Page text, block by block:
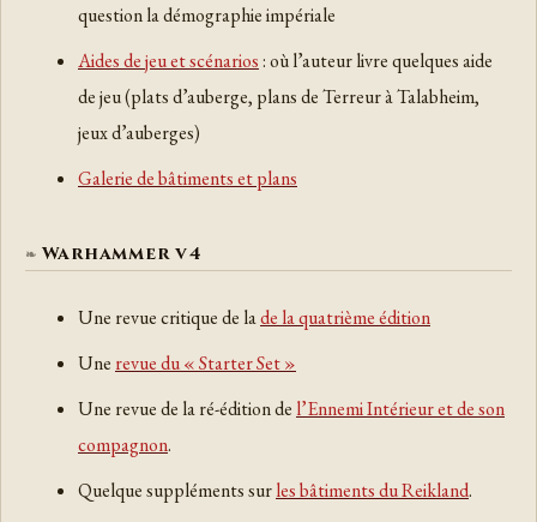
question la démographie impériale
Aides de jeu et scénarios: où l’auteur livre quelques aide
de jeu (plats d’auberge, plans de Terreur à Talabheim,
jeux d’auberges)
Galerie de bâtiments et plans
Warhammer v4
Une revue critique de lade la quatrième édition
Une revue du « Starter Set »
Une revue de la ré-édition de l’Ennemi Intérieur et de son
compagnon.
Quelque suppléments surles bâtiments du Reikland.